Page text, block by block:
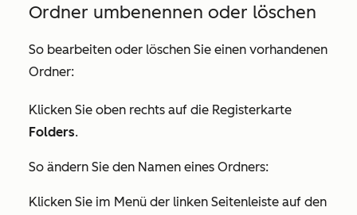
Ordner umbenennen oder löschen
So bearbeiten oder löschen Sie einen vorhandenen
Ordner:
Klicken Sie oben rechts auf die Registerkarte
Folders.
So ändern Sie den Namen eines Ordners:
Klicken Sie im Menü der linken Seitenleiste auf den